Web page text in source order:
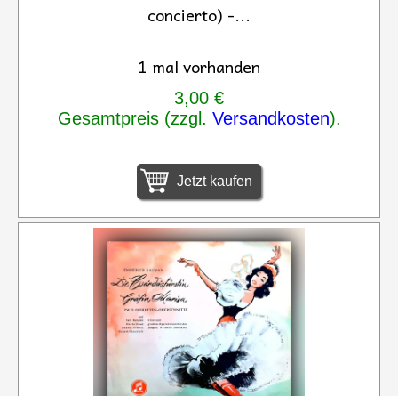
concierto) -...
1 mal vorhanden
3,00 €
Gesamtpreis (zzgl. Versandkosten).
Jetzt kaufen